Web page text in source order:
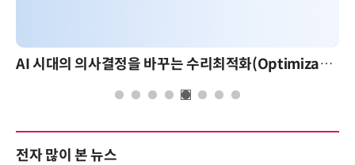
AI 시대의 의사결정을 바꾸는 수리최적화(Optimization): 실제 산업 적용 사례와 활용 전략
전자 많이 본 뉴스